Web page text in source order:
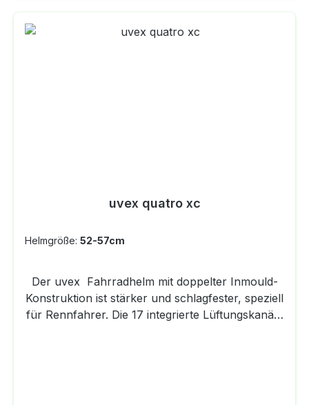
uvex quatro xc
Helmgröße: 52-57cm
Der uvex Fahrradhelm mit doppelter Inmould-
Konstruktion ist stärker und schlagfester, speziell
für Rennfahrer. Die 17 integrierte Lüftungskanäle